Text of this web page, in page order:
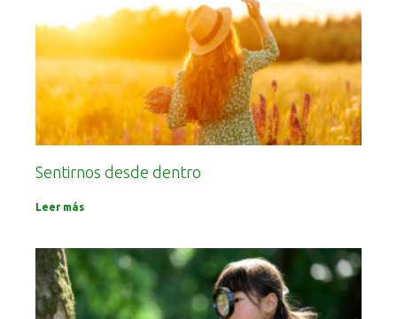
Sentirnos desde dentro
Leer más